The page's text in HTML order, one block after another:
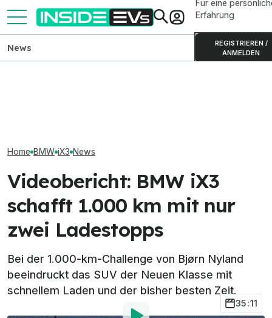
Für eine
Erfahrung
REGISTRIEREN /
ANMELDEN
News
Home BMW iX3 News
Videobericht: BMW iX3
schafft 1.000 km mit nur
zwei Ladestopps
Bei der 1.000-km-Challenge von Bjørn Nyland
beeindruckt das SUV der Neuen Klasse mit
schnellem Laden und der bisher besten Zeit.
35:11